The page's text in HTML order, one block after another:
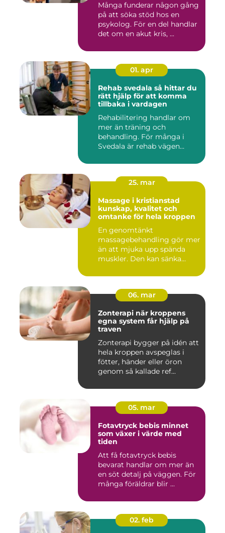
Många funderar någon gång
på att söka stöd hos en
psykolog. För en del handlar
det om en akut kris, ...
01. apr
Rehab svedala så hittar du
rätt hjälp för att komma
tillbaka i vardagen
Rehabilitering handlar om
mer än träning och
behandling. För många i
Svedala är rehab vägen
25. mar
Massage i kristianstad
kunskap, kvalitet och
omtanke för hela kroppen
En genomtänkt
massagebehandling gör mer
än att mjuka upp spända
muskler. Den kan sänka
06. mar
Zonterapi när kroppens
egna system får hjälp på
traven
Zonterapi bygger på idén att
hela kroppen avspeglas i
fötter, händer eller öron
genom så kallade ref...
05. mar
Fotavtryck bebis minnet
som växer i värde med
tiden
Att få fotavtryck bebis
bevarat handlar om mer än
en söt detalj på väggen. För
många föräldrar blir ...
02. feb